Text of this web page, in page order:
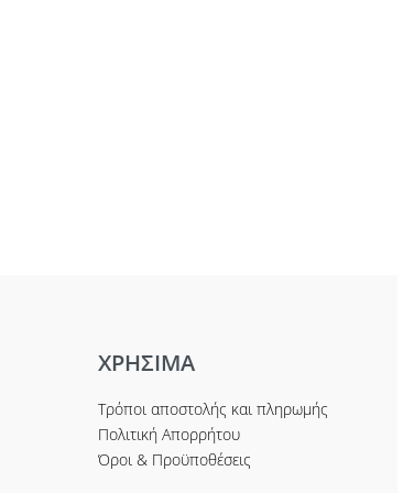
ΧΡΗΣΙΜΑ
Τρόποι αποστολής και πληρωμής
Πολιτική Απορρήτου
Όροι & Προϋποθέσεις